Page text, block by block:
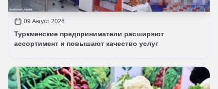
09 Август 2026
Туркменские предприниматели расширяют
ассортимент и повышают качество услуг